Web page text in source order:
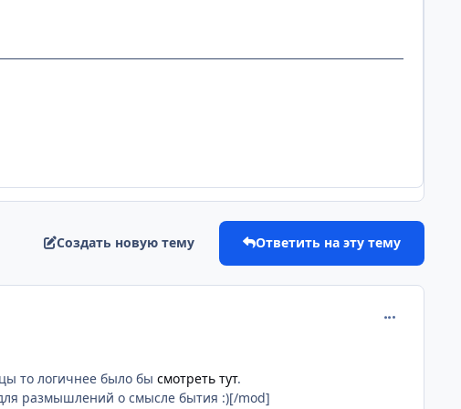
Создать новую тему Ответить на эту тему
то логичнее было бы смотреть тут.
размышлений о смысле бытия :)[/mod]